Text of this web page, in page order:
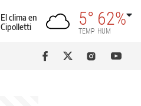
El clima en
Cipolletti
5°
TEMP
62%
HUM